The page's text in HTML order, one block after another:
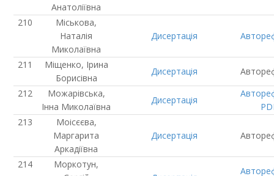
Анатоліївна
Міськова,
Наталія
Миколаївна
Дисертація
Міщенко, Ірина
Борисівна
Дисертація
Можарівська,
Інна Миколаївна
Дисертація
Моісєєва,
Маргарита
Аркадіївна
Дисертація
Моркотун,